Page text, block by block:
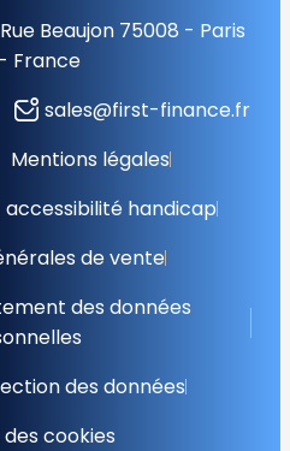
Beaujon 75008 - Paris
- France
sales@first-finance.fr
Mentions légales
accessibilité handicap
de vente
des données
des données
cookies